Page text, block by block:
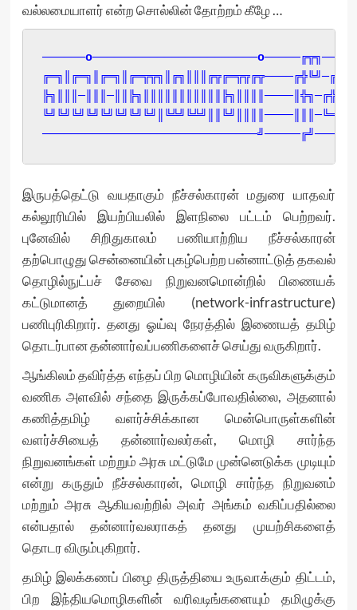
வல்லமையாளர் என்ற சொல்லின் தோற்றம் கீழே …
இருபத்தெட்டு வயதாகும் நீச்சல்காரன் மதுரை யாதவர்
கல்லூரியில் இயற்பியலில் இளநிலை பட்டம் பெற்றவர்.
புனேவில் சிறிதுகாலம் பணியாற்றிய நீச்சல்காரன்
தற்பொழுது சென்னையின் புகழ்பெற்ற பன்னாட்டுத் தகவல்
தொழில்நுட்பச் சேவை நிறுவனமொன்றில் பிணையக்
கட்டுமானத் துறையில் (network-infrastructure)
பணிபுரிகிறார். தனது ஓய்வு நேரத்தில் இணையத் தமிழ்
தொடர்பான தன்னார்வப்பணிகளைச் செய்து வருகிறார்.
ஆங்கிலம் தவிர்த்த எந்தப் பிற மொழியின் கருவிகளுக்கும்
வணிக அளவில் சந்தை இருக்கப்போவதில்லை, அதனால்
கணித்தமிழ் வளர்ச்சிக்கான மென்பொருள்களின்
வளர்ச்சியைத் தன்னார்வலர்கள், மொழி சார்ந்த
நிறுவனங்கள் மற்றும் அரசு மட்டுமே முன்னெடுக்க முடியும்
என்று கருதும் நீச்சல்காரன், மொழி சார்ந்த நிறுவனம்
மற்றும் அரசு ஆகியவற்றில் அவர் அங்கம் வகிப்பதில்லை
என்பதால் தன்னார்வலராகத் தனது முயற்சிகளைத்
தொடர விரும்புகிறார்.
தமிழ் இலக்கணப் பிழை திருத்தியை உருவாக்கும் திட்டம்,
பிற இந்தியமொழிகளின் வரிவடிங்களையும் தமிழுக்கு